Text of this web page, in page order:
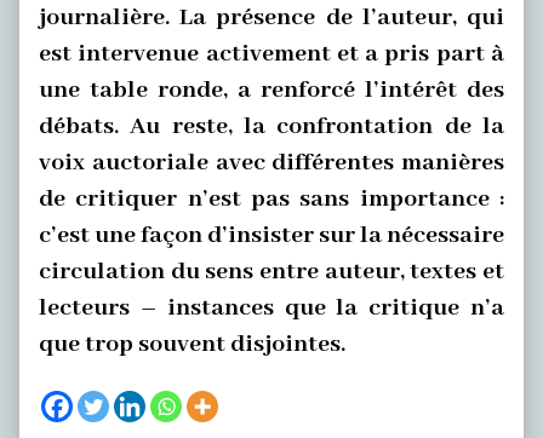
journalière. La présence de l’auteur, qui
est intervenue activement et a pris part à
une table ronde, a renforcé l’intérêt des
débats. Au reste, la confrontation de la
voix auctoriale avec différentes manières
de critiquer n’est pas sans importance :
c’est une façon d’insister sur la nécessaire
circulation du sens entre auteur, textes et
lecteurs – instances que la critique n’a
que trop souvent disjointes.